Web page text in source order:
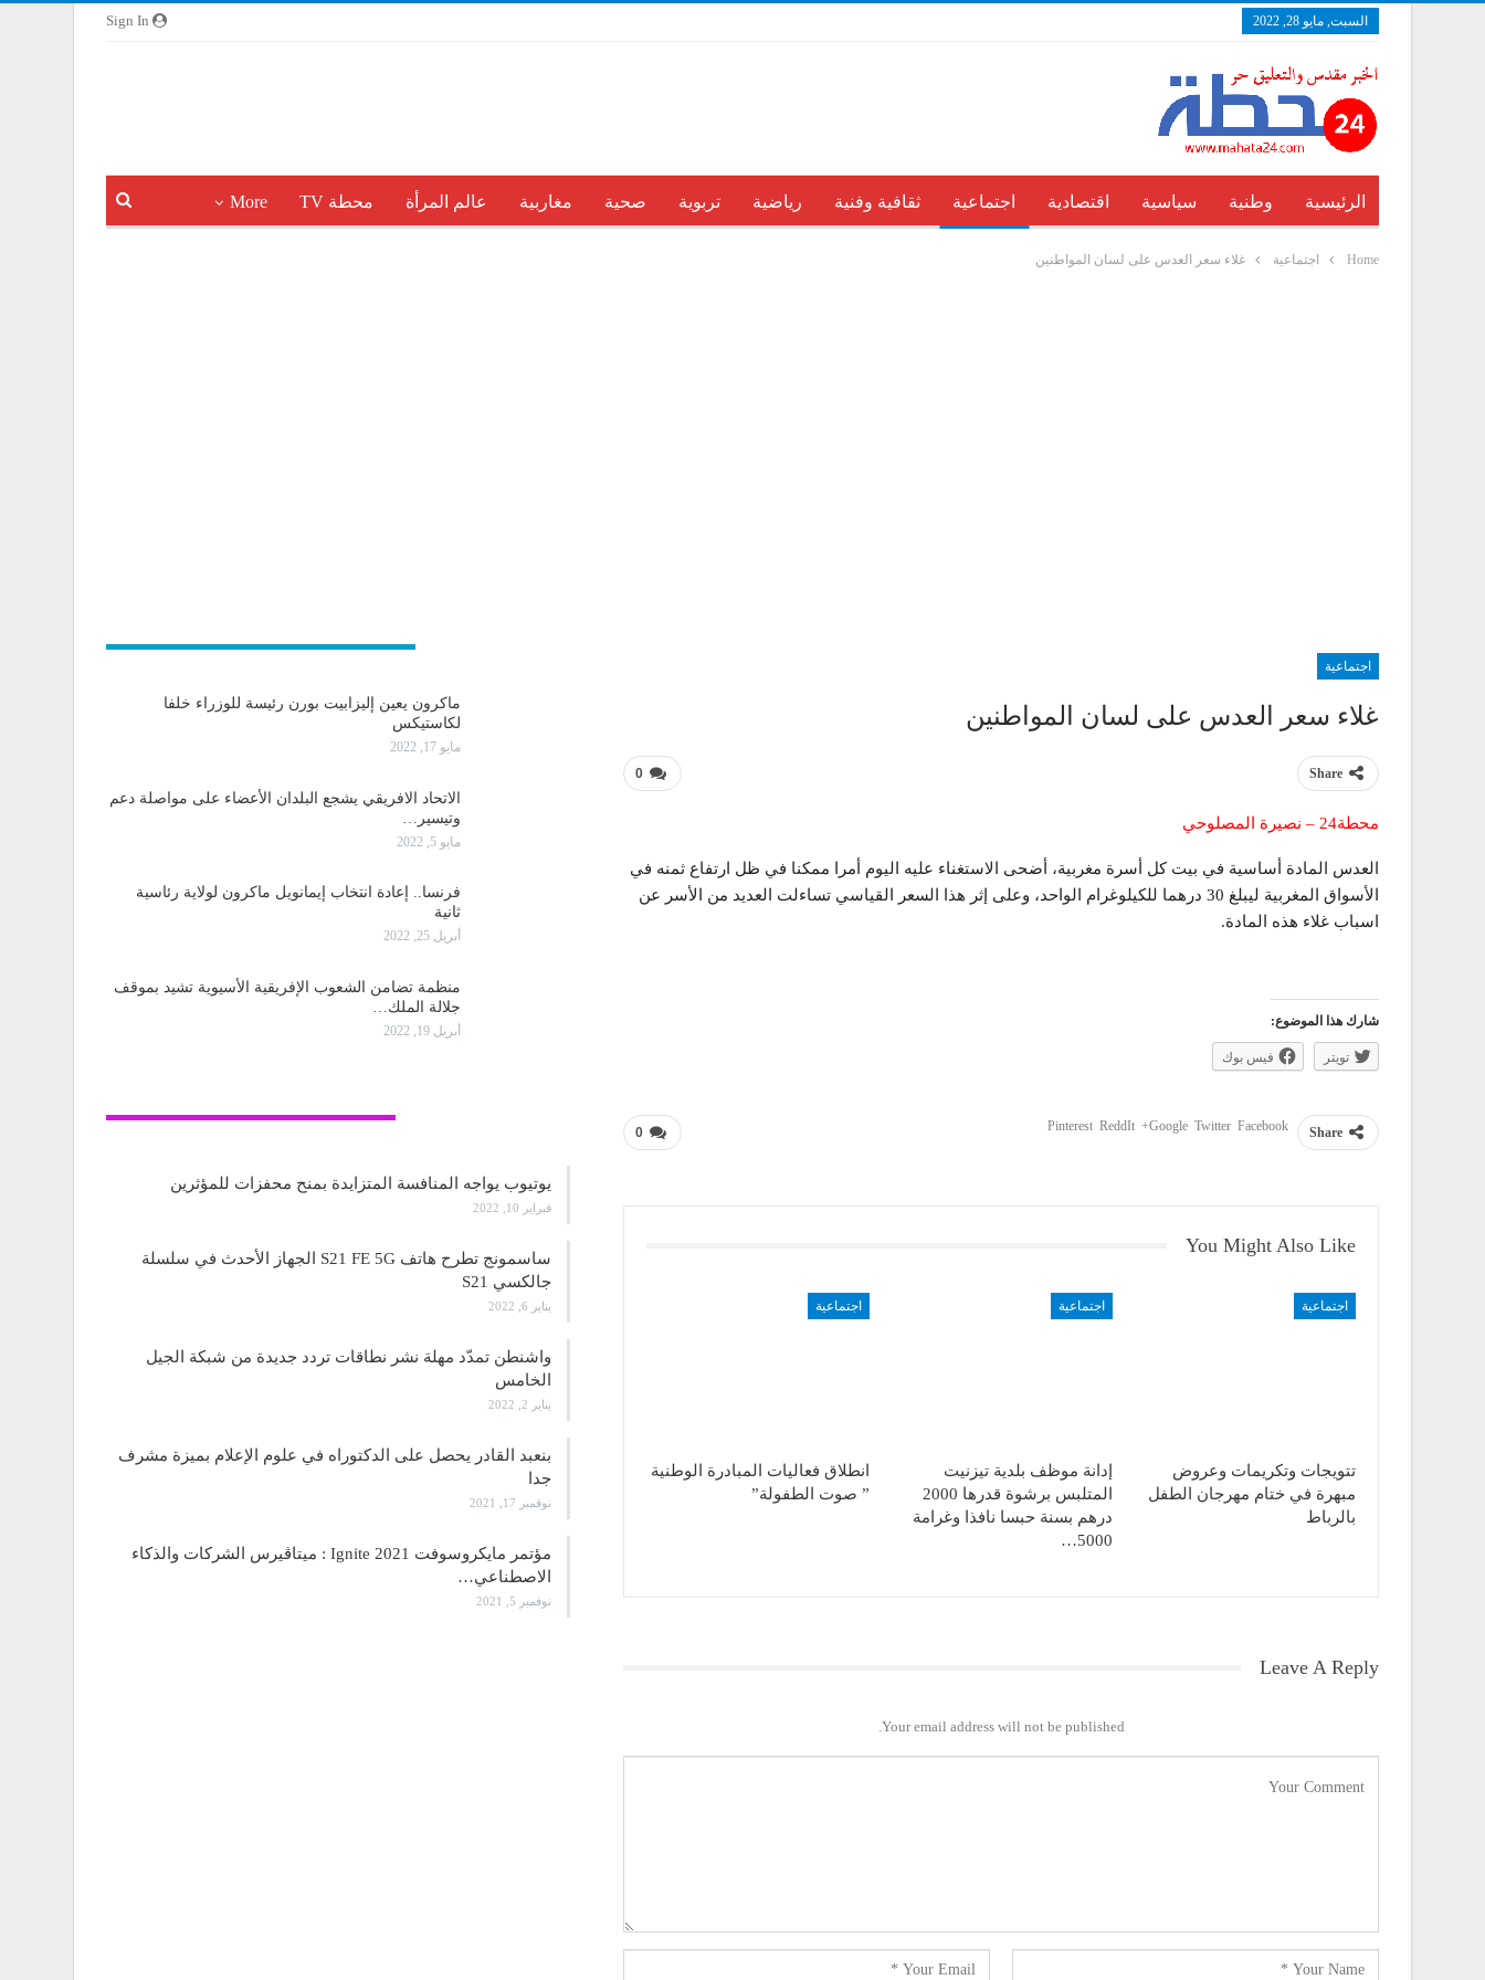
السبت, مايو 28, 2022
الرئيسية وطنية سياسية اقتصادية اجتماعية ثقافية وفنية رياضية تربوية صحية مغاربية عالم المرأة محطة TV More
Home اجتماعية غلاء سعر العدس على لسان المواطنين
اجتماعية
غلاء سعر العدس على لسان المواطنين
0 Share
محطة24 – نصيرة المصلوحي
العدس المادة أساسية في بيت كل أسرة مغربية، أضحى الاستغناء عليه اليوم أمرا ممكنا في ظل ارتفاع ثمنه في
الأسواق المغربية ليبلغ 30 درهما للكيلوغرام الواحد، وعلى إثر هذا السعر القياسي تساءلت العديد من الأسر عن
اسباب غلاء هذه المادة.
شارك هذا الموضوع:
تويتر فيس بوك
0 Share
Facebook
Twitter
Google+
ReddIt
Pinterest
You Might Also Like
اجتماعية
تتويجات وتكريمات وعروض
مبهرة في ختام مهرجان الطفل
بالرباط
اجتماعية
إدانة موظف بلدية تيزنيت
المتلبس برشوة قدرها 2000
درهم بسنة حبسا نافذا وغرامة
5000…
اجتماعية
انطلاق فعاليات المبادرة الوطنية
” صوت الطفولة”
Leave A Reply
Your email address will not be published.
ماكرون يعين إليزابيت بورن رئيسة للوزراء خلفا
لكاستيكس
مايو 17, 2022
الاتحاد الافريقي يشجع البلدان الأعضاء على مواصلة دعم
وتيسير…
مايو 5, 2022
فرنسا.. إعادة انتخاب إيمانويل ماكرون لولاية رئاسية
ثانية
أبريل 25, 2022
منظمة تضامن الشعوب الإفريقية الأسيوية تشيد بموقف
جلالة الملك…
أبريل 19, 2022
يوتيوب يواجه المنافسة المتزايدة بمنح محفزات للمؤثرين
فبراير 10, 2022
ساسمونج تطرح هاتف S21 FE 5G الجهاز الأحدث في سلسلة
جالكسي S21
يناير 6, 2022
واشنطن تمدّد مهلة نشر نطاقات تردد جديدة من شبكة الجيل
الخامس
يناير 2, 2022
بنعبد القادر يحصل على الدكتوراه في علوم الإعلام بميزة مشرف
جدا
نوفمبر 17, 2021
مؤتمر مايكروسوفت Ignite 2021 : ميتاڤيرس الشركات والذكاء
الاصطناعي…
نوفمبر 5, 2021